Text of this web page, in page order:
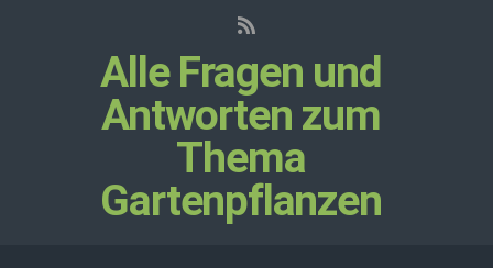
Alle Fragen und
Antworten zum
Thema
Gartenpflanzen